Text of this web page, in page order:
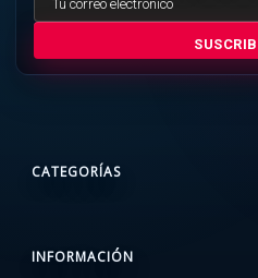
CATEGORÍAS
INFORMACIÓN